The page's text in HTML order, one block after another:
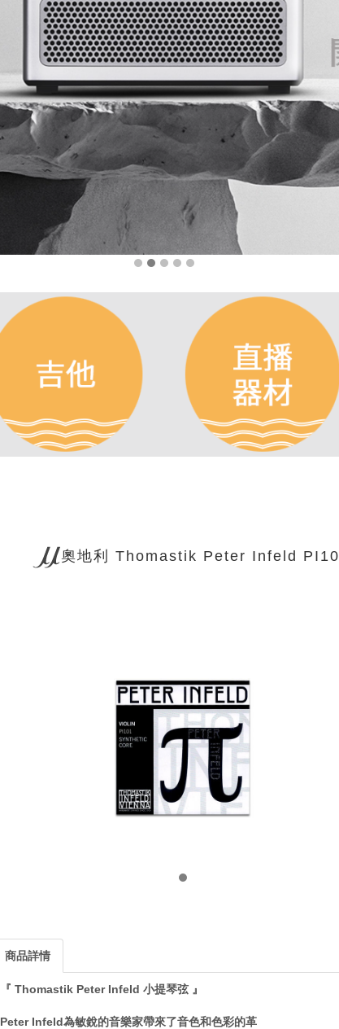
奧地利 Thomastik Peter Infeld
商品詳情
『 Thomastik Peter Infeld 小提琴弦 』
Peter Infeld為敏銳的音樂家帶來了音色和色彩的革